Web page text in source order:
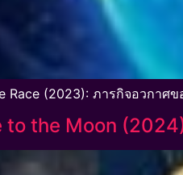
Race (2023): ภารกิจอวกาศ
to the Moon